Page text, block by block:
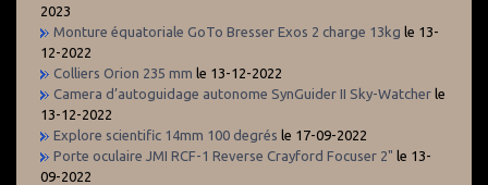
2023
Monture équatoriale GoTo Bresser Exos 2 charge 13kg le 13-
12-2022
Colliers Orion 235 mm le 13-12-2022
Camera d’autoguidage autonome SynGuider II Sky-Watcher le
13-12-2022
Explore scientific 14mm 100 degrés le 17-09-2022
Porte oculaire JMI RCF-1 Reverse Crayford Focuser 2" le 13-
09-2022